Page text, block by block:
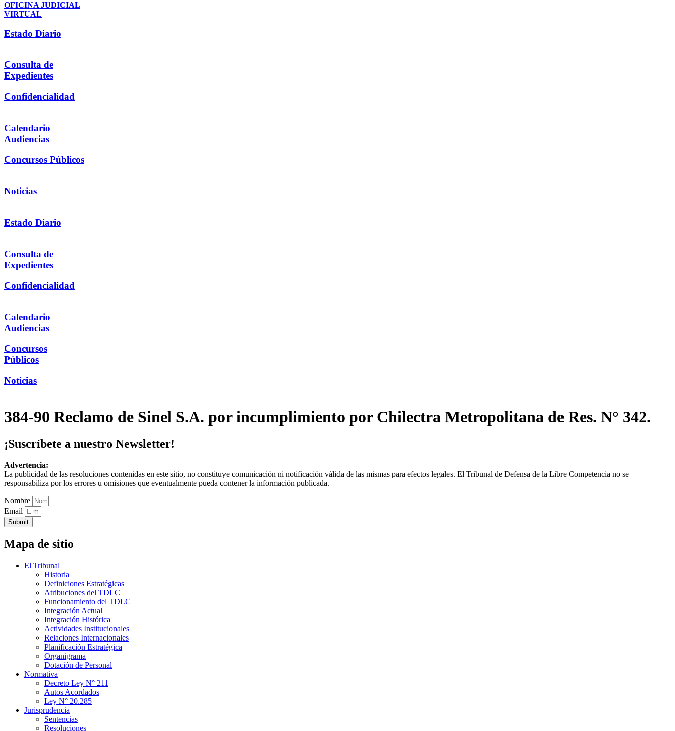
OFICINA JUDICIAL
VIRTUAL
Estado Diario
Consulta de
Expedientes
Confidencialidad
Calendario
Audiencias
Concursos Públicos
Noticias
Estado Diario
Consulta de
Expedientes
Confidencialidad
Calendario
Audiencias
Concursos
Públicos
Noticias
384-90 Reclamo de Sinel S.A. por incumplimiento por Chilectra Metropolitana de Res. N° 342.
¡Suscríbete a nuestro Newsletter!
Advertencia:
La publicidad de las resoluciones contenidas en este sitio, no constituye comunicación ni notificación válida de las mismas para efectos legales. El Tribunal de Defensa de la Libre Competencia no se
responsabiliza por los errores u omisiones que eventualmente pueda contener la información publicada.
Nombre
Email
Submit
Mapa de sitio
El Tribunal
Historia
Definiciones Estratégicas
Atribuciones del TDLC
Funcionamiento del TDLC
Integración Actual
Integración Histórica
Actividades Institucionales
Relaciones Internacionales
Planificación Estratégica
Organigrama
Dotación de Personal
Normativa
Decreto Ley N° 211
Autos Acordados
Ley N° 20.285
Jurisprudencia
Sentencias
Resoluciones